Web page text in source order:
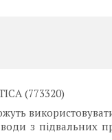
(773320)
з підвальних